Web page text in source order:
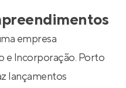
empresa
e Incorporação. Porto
lançamentos